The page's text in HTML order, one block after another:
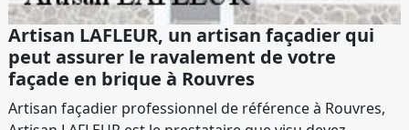
Artisan LAFLEUR, un artisan façadier qui
peut assurer le ravalement de votre
façade en brique à Rouvres
Artisan façadier professionnel de référence à Rouvres,